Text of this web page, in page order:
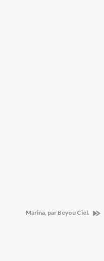
Marina, par Beyou Ciel.